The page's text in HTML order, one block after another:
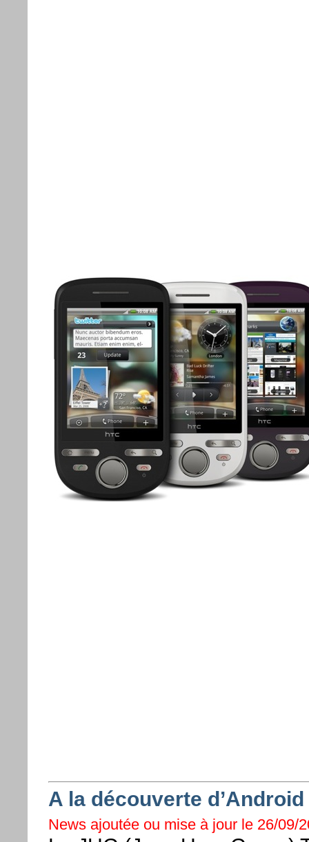
A la découverte
News ajoutée ou mise à jour le 26/09/